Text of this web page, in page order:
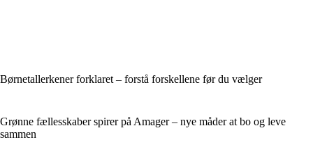
Børnetallerkener forklaret – forstå forskellene før du vælger
Grønne fællesskaber spirer på Amager – nye måder at bo og leve
sammen